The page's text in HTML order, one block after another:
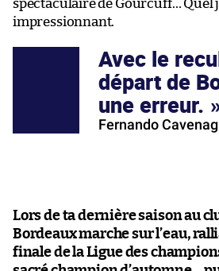
spectaculaire de Gourcuff… Quel
impressionnant.
Avec le
départ de
une erreur.
Fernando
Lors de ta dernière saison au
Bordeaux marche sur l’eau,
finale de la Ligue des